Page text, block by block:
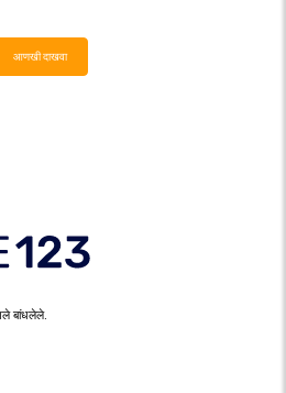
आणखी दाखवा
बांधलेले.